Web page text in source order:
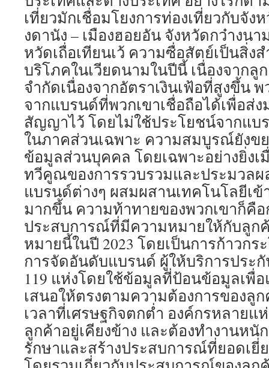
เที่ยวมักเชื่อมโยงการท่องเที่ยวกับจัง
งดานัง – เมืองฮอยอัน จังหวัดกว๋างนา
หวัดเถื่อเทียนเว้ ความซื่อสัตย์เป็นสิ่ง
บริโภคในเวียดนามในปีนี้ เนื่องจาก
จำกัดเนื่องจากอัตราเงินเฟ้อที่สูงขึ้น
จากแบรนด์ที่พวกเขาเชื่อถือได้เพื่อส่
สัญญาไว้ โดยไม่ใช้ประโยชน์จากแบ
ในภาคส่วนเฉพาะ ความสมบูรณ์ยังข
ข้อมูลส่วนบุคคล โดยเฉพาะอย่างยิ่งเ
ทวีคูณของการรวบรวมและประมวลผ
แบรนด์ต่างๆ ผสมผสานเทคโนโลยีเข้
มากขึ้น ความท้าทายของพวกเขาก็คือ
ประสบการณ์ที่มีความหมายให้กับลูกค้
หมายนี้ในปี 2023 โดยเป็นการก้าวก
การจัดอันดับแบรนด์ ผู้ให้บริการประ
119 แห่งโดยใช้ข้อมูลที่ป้อนข้อมูลเพื่
เสนอให้ตรงตามความต้องการของลู
เวลาที่เศรษฐกิจตกต่ำ องค์กรหลายแ
ลูกค้าอยู่เคียงข้าง และต้องทำงานหนั
รักษาและสร้างประสบการณ์ที่ยอดเยี่